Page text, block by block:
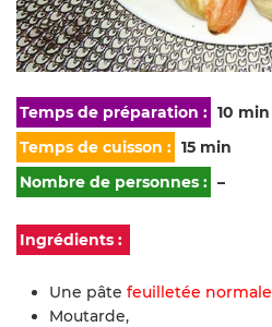
Temps de préparation : 10 min
Temps de cuisson : 15 min
Nombre de personnes : –
Ingrédients :
Une pâte feuilletée normale
Moutarde,